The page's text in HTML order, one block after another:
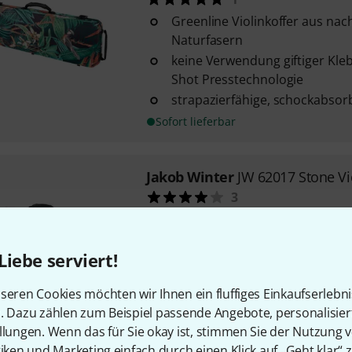
serviert!
Cookies möchten wir Ihnen ein fluffiges
Dazu zählen zum Beispiel passende Angebote,
Wenn das für Sie okay ist, stimmen Sie der Nutzung
Greenline Violinkoffer aus
Naturfasern
keine Verwendung giftiger
Shot Presstechnologie
strapazierfähige,
Sofort lieferbar
Jakob Winter JW 62017 Stone
3
strapazierfähige,
Sofort lieferbar